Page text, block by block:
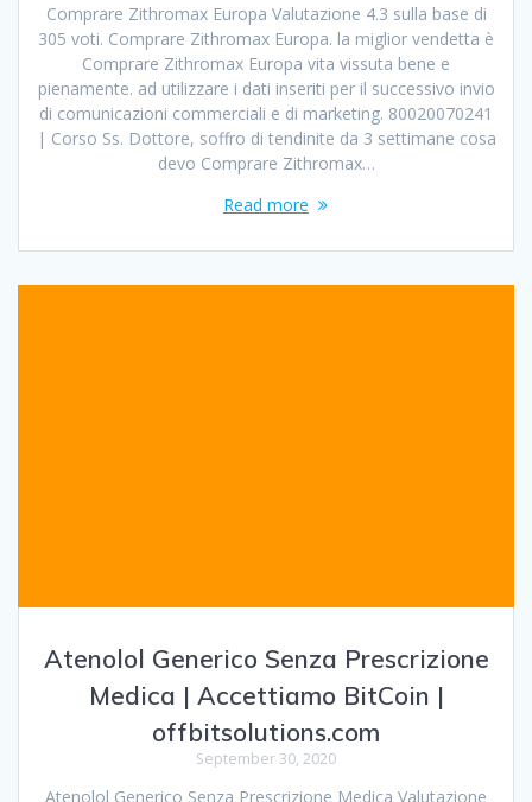
Comprare Zithromax Europa Valutazione 4.3 sulla base di
305 voti. Comprare Zithromax Europa. la miglior vendetta è
Comprare Zithromax Europa vita vissuta bene e
pienamente. ad utilizzare i dati inseriti per il successivo invio
di comunicazioni commerciali e di marketing. 80020070241
| Corso Ss. Dottore, soffro di tendinite da 3 settimane cosa
devo Comprare Zithromax…
Read more
Atenolol Generico Senza Prescrizione
Medica | Accettiamo BitCoin |
offbitsolutions.com
September 30, 2020
Atenolol Generico Senza Prescrizione Medica Valutazione